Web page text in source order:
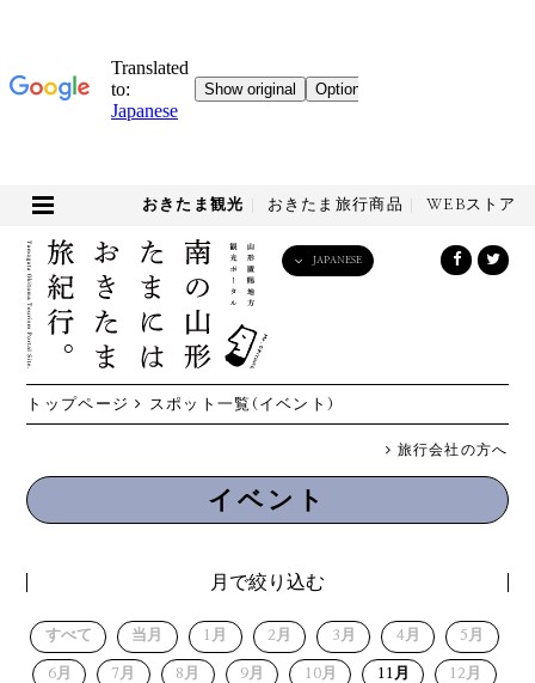
おきたま観光 おきたま旅行商品 WEBストア
JAPANESE
トップページ スポット一覧(イベント)
旅行会社の方へ
イベント
月で絞り込む
すべて 当月 1月 2月 3月 4月 5月
6月 7月 8月 9月 10月 11月 12月